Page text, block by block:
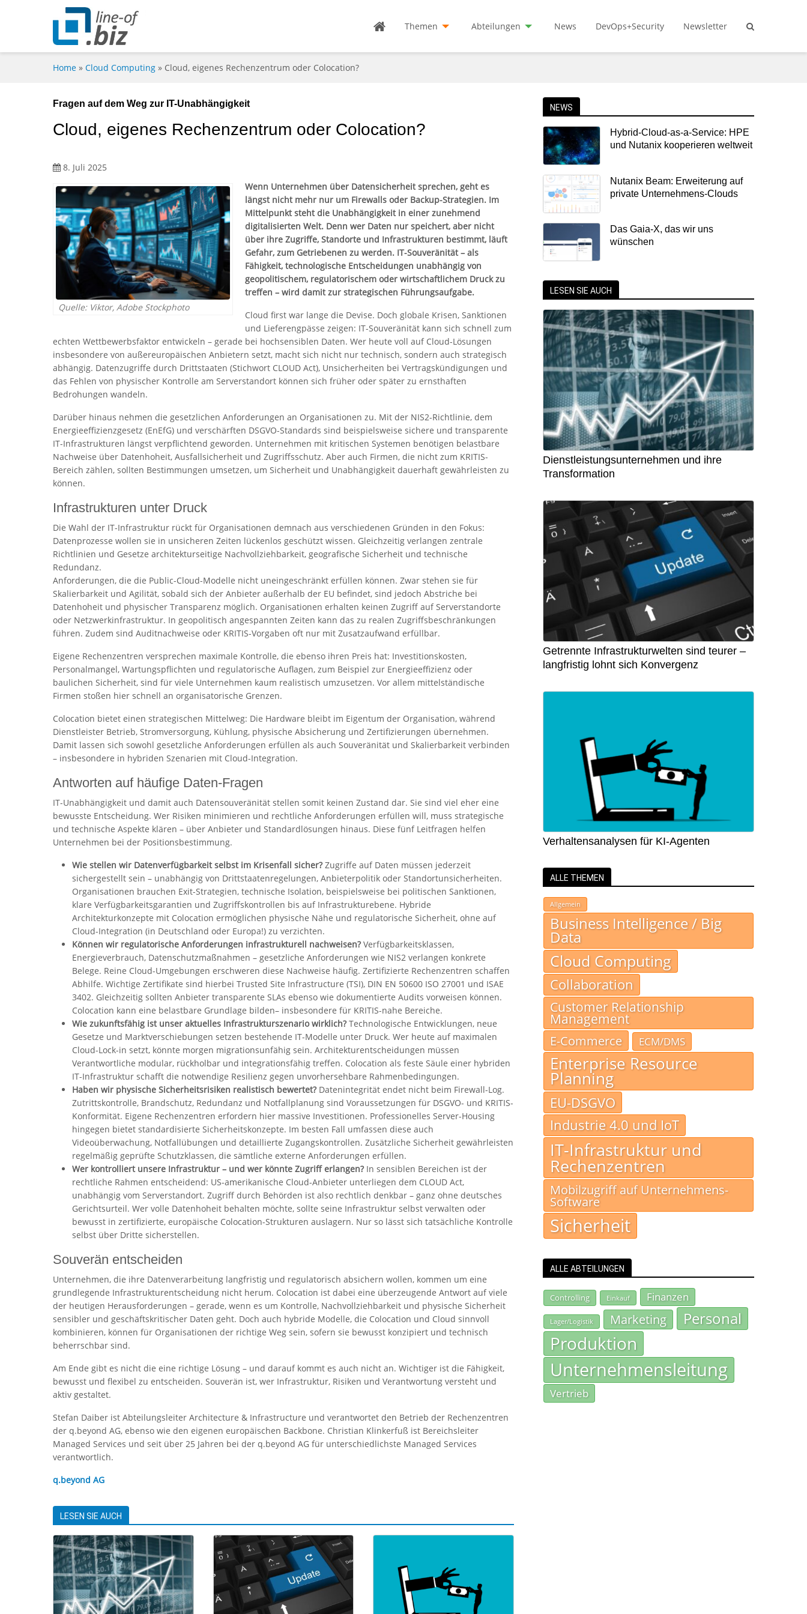
Themen Abteilungen News DevOps+Security Newsletter
Home » Cloud Computing » Cloud, eigenes Rechenzentrum oder Colocation?
Fragen auf dem Weg zur IT-Unabhängigkeit
Cloud, eigenes Rechenzentrum oder Colocation?
8. Juli 2025
Quelle: Viktor, Adobe Stockphoto
Wenn Unternehmen über Datensicherheit sprechen, geht es
längst nicht mehr nur um Firewalls oder Backup-Strategien. Im
Mittelpunkt steht die Unabhängigkeit in einer zunehmend
digitalisierten Welt. Denn wer Daten nur speichert, aber nicht
über ihre Zugriffe, Standorte und Infrastrukturen bestimmt, läuft
Gefahr, zum Getriebenen zu werden. IT-Souveränität – als
Fähigkeit, technologische Entscheidungen unabhängig von
geopolitischem, regulatorischem oder wirtschaftlichem Druck zu
treffen – wird damit zur strategischen Führungsaufgabe.
Cloud first war lange die Devise. Doch globale Krisen, Sanktionen
und Lieferengpässe zeigen: IT-Souveränität kann sich schnell zum
echten Wettbewerbsfaktor entwickeln – gerade bei hochsensiblen Daten. Wer heute voll auf Cloud-Lösungen
insbesondere von außereuropäischen Anbietern setzt, macht sich nicht nur technisch, sondern auch strategisch
abhängig. Datenzugriffe durch Drittstaaten (Stichwort CLOUD Act), Unsicherheiten bei Vertragskündigungen und
das Fehlen von physischer Kontrolle am Serverstandort können sich früher oder später zu ernsthaften
Bedrohungen wandeln.
Darüber hinaus nehmen die gesetzlichen Anforderungen an Organisationen zu. Mit der NIS2-Richtlinie, dem
Energieeffizienzgesetz (EnEfG) und verschärften DSGVO-Standards sind beispielsweise sichere und transparente
IT-Infrastrukturen längst verpflichtend geworden. Unternehmen mit kritischen Systemen benötigen belastbare
Nachweise über Datenhoheit, Ausfallsicherheit und Zugriffsschutz. Aber auch Firmen, die nicht zum KRITIS-
Bereich zählen, sollten Bestimmungen umsetzen, um Sicherheit und Unabhängigkeit dauerhaft gewährleisten zu
können.
Infrastrukturen unter Druck
Die Wahl der IT-Infrastruktur rückt für Organisationen demnach aus verschiedenen Gründen in den Fokus:
Datenprozesse wollen sie in unsicheren Zeiten lückenlos geschützt wissen. Gleichzeitig verlangen zentrale
Richtlinien und Gesetze architekturseitige Nachvollziehbarkeit, geografische Sicherheit und technische
Redundanz.
Anforderungen, die die Public-Cloud-Modelle nicht uneingeschränkt erfüllen können. Zwar stehen sie für
Skalierbarkeit und Agilität, sobald sich der Anbieter außerhalb der EU befindet, sind jedoch Abstriche bei
Datenhoheit und physischer Transparenz möglich. Organisationen erhalten keinen Zugriff auf Serverstandorte
oder Netzwerkinfrastruktur. In geopolitisch angespannten Zeiten kann das zu realen Zugriffsbeschränkungen
führen. Zudem sind Auditnachweise oder KRITIS-Vorgaben oft nur mit Zusatzaufwand erfüllbar.
Eigene Rechenzentren versprechen maximale Kontrolle, die ebenso ihren Preis hat: Investitionskosten,
Personalmangel, Wartungspflichten und regulatorische Auflagen, zum Beispiel zur Energieeffizienz oder
baulichen Sicherheit, sind für viele Unternehmen kaum realistisch umzusetzen. Vor allem mittelständische
Firmen stoßen hier schnell an organisatorische Grenzen.
Colocation bietet einen strategischen Mittelweg: Die Hardware bleibt im Eigentum der Organisation, während
Dienstleister Betrieb, Stromversorgung, Kühlung, physische Absicherung und Zertifizierungen übernehmen.
Damit lassen sich sowohl gesetzliche Anforderungen erfüllen als auch Souveränität und Skalierbarkeit verbinden
– insbesondere in hybriden Szenarien mit Cloud-Integration.
Antworten auf häufige Daten-Fragen
IT-Unabhängigkeit und damit auch Datensouveränität stellen somit keinen Zustand dar. Sie sind viel eher eine
bewusste Entscheidung. Wer Risiken minimieren und rechtliche Anforderungen erfüllen will, muss strategische
und technische Aspekte klären – über Anbieter und Standardlösungen hinaus. Diese fünf Leitfragen helfen
Unternehmen bei der Positionsbestimmung.
Wie stellen wir Datenverfügbarkeit selbst im Krisenfall sicher? Zugriffe auf Daten müssen jederzeit
sichergestellt sein – unabhängig von Drittstaatenregelungen, Anbieterpolitik oder Standortunsicherheiten.
Organisationen brauchen Exit-Strategien, technische Isolation, beispielsweise bei politischen Sanktionen,
klare Verfügbarkeitsgarantien und Zugriffskontrollen bis auf Infrastrukturebene. Hybride
Architekturkonzepte mit Colocation ermöglichen physische Nähe und regulatorische Sicherheit, ohne auf
Cloud-Integration (in Deutschland oder Europa!) zu verzichten.
Können wir regulatorische Anforderungen infrastrukturell nachweisen? Verfügbarkeitsklassen,
Energieverbrauch, Datenschutzmaßnahmen – gesetzliche Anforderungen wie NIS2 verlangen konkrete
Belege. Reine Cloud-Umgebungen erschweren diese Nachweise häufig. Zertifizierte Rechenzentren schaffen
Abhilfe. Wichtige Zertifikate sind hierbei Trusted Site Infrastructure (TSI), DIN EN 50600 ISO 27001 und ISAE
3402. Gleichzeitig sollten Anbieter transparente SLAs ebenso wie dokumentierte Audits vorweisen können.
Colocation kann eine belastbare Grundlage bilden– insbesondere für KRITIS-nahe Bereiche.
Wie zukunftsfähig ist unser aktuelles Infrastrukturszenario wirklich? Technologische Entwicklungen, neue
Gesetze und Marktverschiebungen setzen bestehende IT-Modelle unter Druck. Wer heute auf maximalen
Cloud-Lock-in setzt, könnte morgen migrationsunfähig sein. Architekturentscheidungen müssen
Verantwortliche modular, rückholbar und integrationsfähig treffen. Colocation als feste Säule einer hybriden
IT-Infrastruktur schafft die notwendige Resilienz gegen unvorhersehbare Rahmenbedingungen.
Haben wir physische Sicherheitsrisiken realistisch bewertet? Datenintegrität endet nicht beim Firewall-Log.
Zutrittskontrolle, Brandschutz, Redundanz und Notfallplanung sind Voraussetzungen für DSGVO- und KRITIS-
Konformität. Eigene Rechenzentren erfordern hier massive Investitionen. Professionelles Server-Housing
hingegen bietet standardisierte Sicherheitskonzepte. Im besten Fall umfassen diese auch
Videoüberwachung, Notfallübungen und detaillierte Zugangskontrollen. Zusätzliche Sicherheit gewährleisten
regelmäßig geprüfte Schutzklassen, die sämtliche externe Anforderungen erfüllen.
Wer kontrolliert unsere Infrastruktur – und wer könnte Zugriff erlangen? In sensiblen Bereichen ist der
rechtliche Rahmen entscheidend: US-amerikanische Cloud-Anbieter unterliegen dem CLOUD Act,
unabhängig vom Serverstandort. Zugriff durch Behörden ist also rechtlich denkbar – ganz ohne deutsches
Gerichtsurteil. Wer volle Datenhoheit behalten möchte, sollte seine Infrastruktur selbst verwalten oder
bewusst in zertifizierte, europäische Colocation-Strukturen auslagern. Nur so lässt sich tatsächliche Kontrolle
selbst über Dritte sicherstellen.
Souverän entscheiden
Unternehmen, die ihre Datenverarbeitung langfristig und regulatorisch absichern wollen, kommen um eine
grundlegende Infrastrukturentscheidung nicht herum. Colocation ist dabei eine überzeugende Antwort auf viele
der heutigen Herausforderungen – gerade, wenn es um Kontrolle, Nachvollziehbarkeit und physische Sicherheit
sensibler und geschäftskritischer Daten geht. Doch auch hybride Modelle, die Colocation und Cloud sinnvoll
kombinieren, können für Organisationen der richtige Weg sein, sofern sie bewusst konzipiert und technisch
beherrschbar sind.
Am Ende gibt es nicht die eine richtige Lösung – und darauf kommt es auch nicht an. Wichtiger ist die Fähigkeit,
bewusst und flexibel zu entscheiden. Souverän ist, wer Infrastruktur, Risiken und Verantwortung versteht und
aktiv gestaltet.
Stefan Daiber ist Abteilungsleiter Architecture & Infrastructure und verantwortet den Betrieb der Rechenzentren
der q.beyond AG, ebenso wie den eigenen europäischen Backbone. Christian Klinkerfuß ist Bereichsleiter
Managed Services und seit über 25 Jahren bei der q.beyond AG für unterschiedlichste Managed Services
verantwortlich.
q.beyond AG
LESEN SIE AUCH
NEWS
Hybrid-Cloud-as-a-Service: HPE
und Nutanix kooperieren weltweit
Nutanix Beam: Erweiterung auf
private Unternehmens-Clouds
Das Gaia-X, das wir uns
wünschen
LESEN SIE AUCH
Dienstleistungsunternehmen und ihre
Transformation
Getrennte Infrastrukturwelten sind teurer –
langfristig lohnt sich Konvergenz
Verhaltensanalysen für KI-Agenten
ALLE THEMEN
Allgemein
Business Intelligence / Big
Data
Cloud Computing
Collaboration
Customer Relationship
Management
E-Commerce
ECM/DMS
Enterprise Resource
Planning
EU-DSGVO
Industrie 4.0 und IoT
IT-Infrastruktur und
Rechenzentren
Mobilzugriff auf Unternehmens-
Software
Sicherheit
ALLE ABTEILUNGEN
Controlling Einkauf Finanzen
Lager/Logistik Marketing Personal
Produktion
Unternehmensleitung
Vertrieb